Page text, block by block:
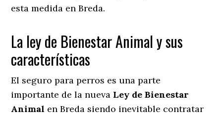
esta medida en Breda.
La ley de Bienestar Animal y sus
características
El seguro para perros es una parte
importante de la nueva Ley de Bienestar
Animal en Breda siendo inevitable contratar